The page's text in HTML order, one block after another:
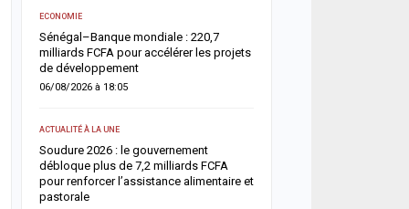
ECONOMIE
Sénégal–Banque mondiale : 220,7
milliards FCFA pour accélérer les projets
de développement
06/08/2026 à 18:05
ACTUALITÉ À LA UNE
Soudure 2026 : le gouvernement
débloque plus de 7,2 milliards FCFA
pour renforcer l’assistance alimentaire et
pastorale